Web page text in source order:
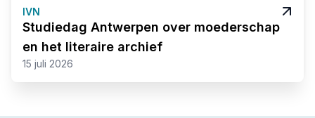
IVN
Studiedag Antwerpen over moederschap
en het literaire archief
15 juli 2026